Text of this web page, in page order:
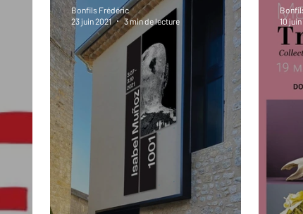
Festival Coup de coeur Instructif
Spécial Famille Littérature Cirque
- Musée Hommage
Bonfils Frédéric
23 juin 2021
3 min de lecture
10 juin